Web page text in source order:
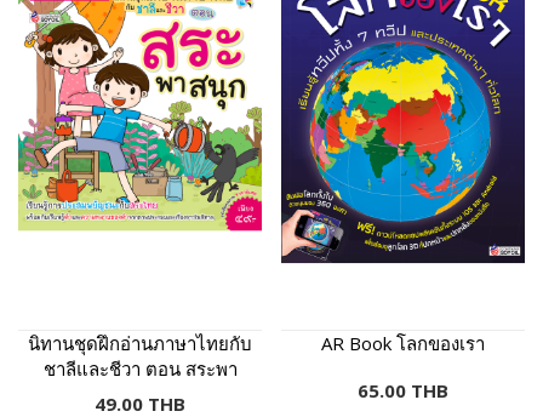
นิทานชุดฝึกอ่านภาษาไทยกับ
ชาลีและชีวา ตอน สระพา
สนุก
49.00 THB
AR Book โลกของเรา
65.00 THB